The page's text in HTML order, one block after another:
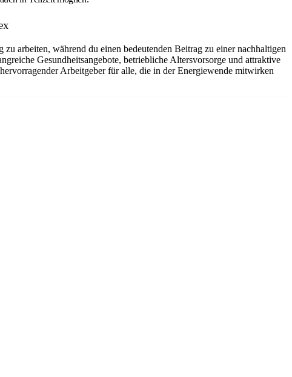
arbeiten, während du einen bedeutenden Beitrag zu einer nachhaltigen
Gesundheitsangebote, betriebliche Altersvorsorge und attraktive
Arbeitgeber für alle, die in der Energiewende mitwirken